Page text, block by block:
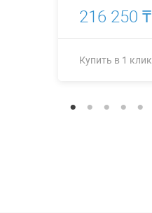
216 250 ₸
Купить в 1 клик